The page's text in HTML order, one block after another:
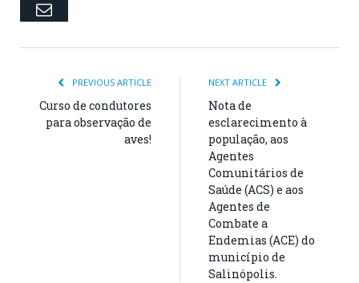
Email
PREVIOUS ARTICLE
Curso de condutores
para observação de
aves!
NEXT ARTICLE
Nota de
esclarecimento à
população, aos
Agentes
Comunitários de
Saúde (ACS) e aos
Agentes de
Combate a
Endemias (ACE) do
município de
Salinópolis.